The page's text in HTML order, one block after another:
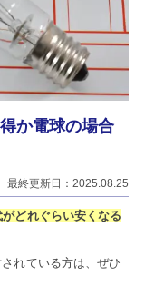
か電球の場合
終更新日：2025.08.25
どれぐらい安くなる
れている方は、ぜひ